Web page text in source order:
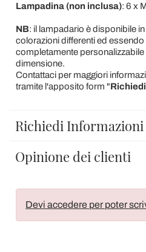
Lampadina (non inclusa): 6 x
NB: il lampadario è disponibile
colorazioni differenti ed essendo
completamente personalizzabile
dimensione.
Contattaci per maggiori
tramite l'apposito form "
Richiedi Informazioni
Opinione dei clienti
Devi accedere per poter